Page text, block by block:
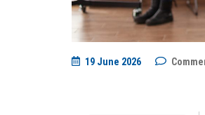
19 June 2026